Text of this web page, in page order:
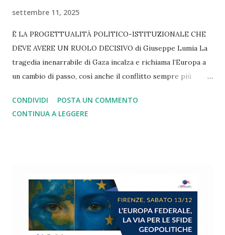
settembre 11, 2025
È LA PROGETTUALITÀ POLITICO-ISTITUZIONALE CHE
DEVE AVERE UN RUOLO DECISIVO di Giuseppe Lumia La
tragedia inenarrabile di Gaza incalza e richiama l’Europa a
un cambio di passo, così anche il conflitto sempre più
dazi imposti da Trump e subiti senza una reazione
adeguata. Altrettanto si può dire di tutti i nodi irrisolti
di genere, generazionali e territoriali fuori controllo. Su
tutte le sfide più drammatiche l’Unione Europea arranca e
si va via via sfaldando. Da più parti si presentano report
molto critici, come quello ben documentato di Draghi. Lo
CONDIVIDI
POSTA UN COMMENTO
CONTINUA A LEGGERE